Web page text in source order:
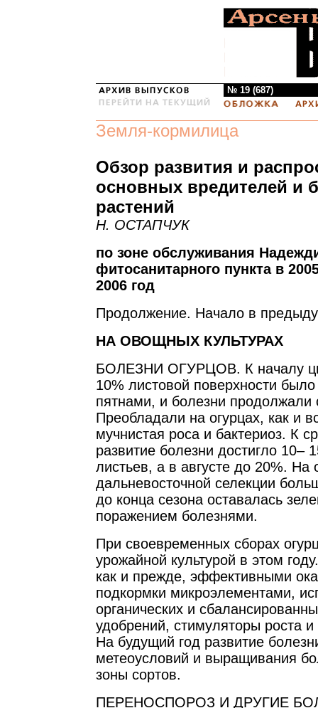
№ 19 (687)
Земля-кормилица
Обзор развития и
основных вредителей и
растений
Н. ОСТАПЧУК
по зоне обслуживания
фитосанитарного пункта в
2006 год
Продолжение. Начало в
НА ОВОЩНЫХ КУЛЬТУРАХ
БОЛЕЗНИ ОГУРЦОВ. К началу
10% листовой поверхности
пятнами, и болезни продолжали
Преобладали на огурцах, как и
мучнистая роса и бактериоз. К
развитие болезни достигло 10–
листьев, а в августе до 20%. На
дальневосточной селекции
до конца сезона оставалась
поражением болезнями.
При своевременных сборах
урожайной культурой в этом
как и прежде, эффективными
подкормки микроэлементами,
органических и
удобрений, стимуляторы роста
На будущий год развитие
метеоусловий и выращивания
зоны сортов.
ПЕРЕНОСПОРОЗ И ДРУГИЕ